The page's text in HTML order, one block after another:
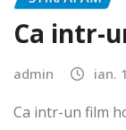
STIRI APAM
Ca intr-
admin ian.